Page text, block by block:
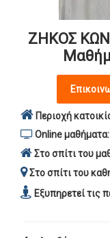
ΖΗΚΟΣ
Περιοχή
Online μαθήματα:
Στο σπίτι του
Στο σπίτι του
Εξυπηρετεί τις